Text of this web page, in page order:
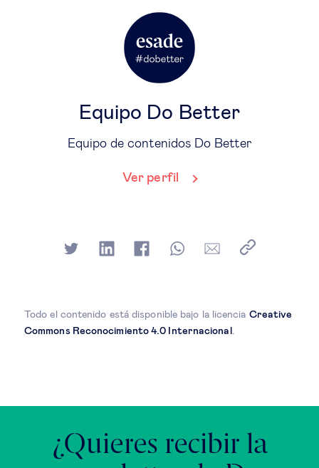
Equipo Do Better
Equipo de contenidos Do Better
Ver perfil
Todo el contenido está disponible bajo la licencia Creative
Commons Reconocimiento 4.0 Internacional
¿Quieres recibir la